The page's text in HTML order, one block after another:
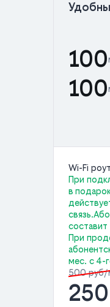
100
100
Wi-Fi
При
в
При
мес. с 4-
500 руб/
250